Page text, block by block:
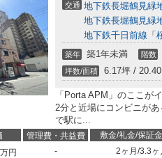
交通 地下鉄長堀鶴見緑
地下鉄長堀鶴見緑
地下鉄千日前線 「
築年 築1年未満 階数
坪数/面積 6.17坪 / 20.40
「Porta APM」のここが
2分と近場にコンビニが
で駅に...
管理費・共益費 敷金/礼金/保証
万円 - 2ヶ月 /3.3ヶ